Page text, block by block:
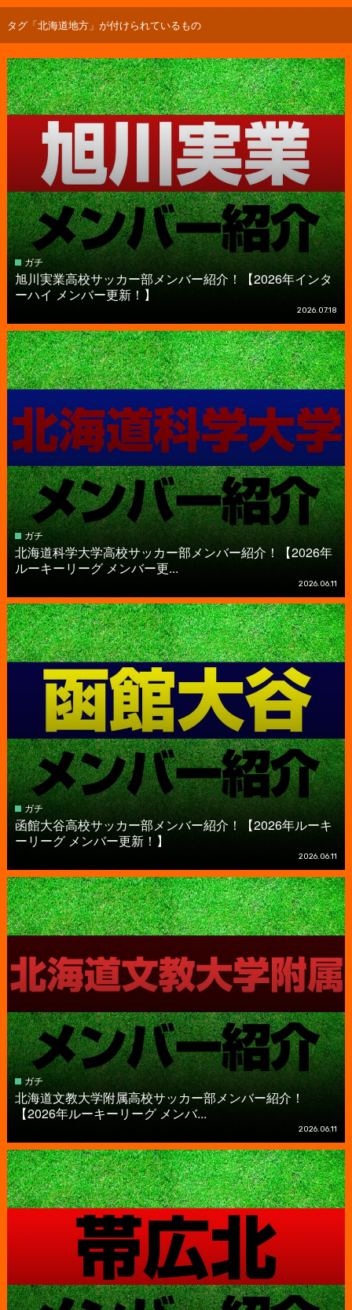
タグ「北海道地方」が付けられているもの
ガチ
旭川実業高校サッカー部メンバー紹介！【2026年インタ
ーハイ メンバー更新！】
2026.07.18
ガチ
北海道科学大学高校サッカー部メンバー紹介！【2026年
ルーキーリーグ メンバー更...
2026.06.11
ガチ
函館大谷高校サッカー部メンバー紹介！【2026年ルーキ
ーリーグ メンバー更新！】
2026.06.11
ガチ
北海道文教大学附属高校サッカー部メンバー紹介！
【2026年ルーキーリーグ メンバ...
2026.06.11